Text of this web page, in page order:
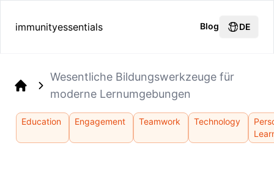
immunityessentials Blog DE
Wesentliche Bildungswerkzeuge für
moderne Lernumgebungen
Education Engagement Teamwork Technology